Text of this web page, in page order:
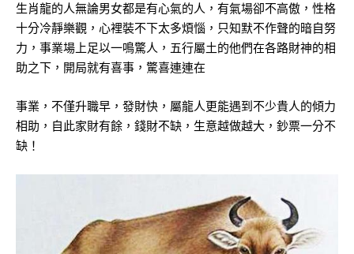
生肖龍的人無論男女都是有心氣的人，有氣場卻不高傲，性格
十分冷靜樂觀，心裡裝不下太多煩惱，只知默不作聲的暗自努
力，事業場上足以一鳴驚人，五行屬土的他們在各路財神的相
助之下，開局就有喜事，驚喜連連在
事業，不僅升職早，發財快，屬龍人更能遇到不少貴人的傾力
相助，自此家財有餘，錢財不缺，生意越做越大，鈔票一分不
缺！